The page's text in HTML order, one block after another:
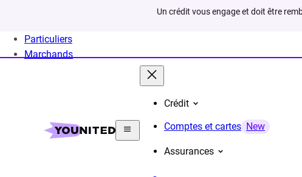
Un crédit vous engage et doit être
Particuliers
Marchands
Crédit
Comptes et cartes New
Assurances
Home Assurances Comment resilier assurance pret